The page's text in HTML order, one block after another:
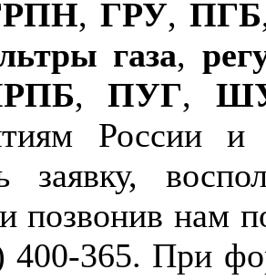
, ГРУ, ПГБ
газа,
,ПУГ,
России
заявку,
позвонив нам
400-365. При